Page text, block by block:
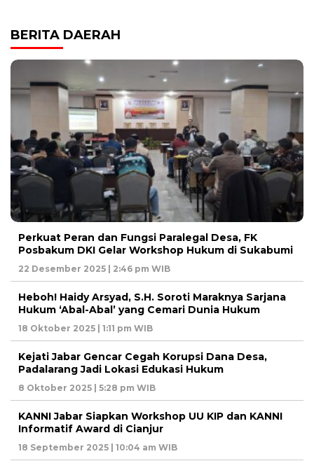
BERITA DAERAH
Perkuat Peran dan Fungsi Paralegal Desa, FK
Posbakum DKI Gelar Workshop Hukum di Sukabumi
22 Desember 2025 | 2:46 pm WIB
Heboh! Haidy Arsyad, S.H. Soroti Maraknya Sarjana
Hukum ‘Abal-Abal’ yang Cemari Dunia Hukum
18 Oktober 2025 | 1:11 pm WIB
Kejati Jabar Gencar Cegah Korupsi Dana Desa,
Padalarang Jadi Lokasi Edukasi Hukum
8 Oktober 2025 | 5:28 pm WIB
KANNI Jabar Siapkan Workshop UU KIP dan KANNI
Informatif Award di Cianjur
18 September 2025 | 10:04 am WIB